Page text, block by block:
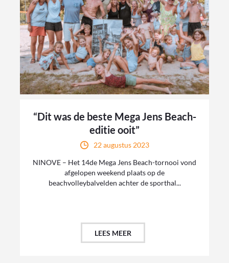
“Dit was de beste Mega Jens Beach-
editie ooit”
22 augustus 2023
NINOVE – Het 14de Mega Jens Beach-tornooi vond
afgelopen weekend plaats op de
beachvolleybalvelden achter de sporthal...
LEES MEER